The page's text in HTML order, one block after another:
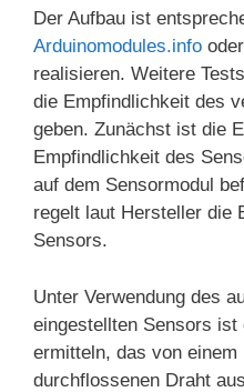
Der Aufbau ist
Arduinomodules.info oder
realisieren. Weitere
die Empfindlichkeit des
geben. Zunächst ist die
Empfindlichkeit des
auf dem Sensormodul
regelt laut Hersteller die
Sensors.
Unter Verwendung des
eingestellten Sensors ist
ermitteln, das von
durchflossenen Draht